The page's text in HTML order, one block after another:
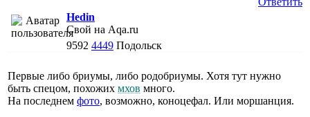
Hedin
Свой на Aqa.ru
9592 4449 Подольск
Первые либо бриумы, либо родобриумы. Хотя тут нужно
быть спецом, похожих мхов много.
На последнем фото, возможно, коноцефал. Или моршанция.